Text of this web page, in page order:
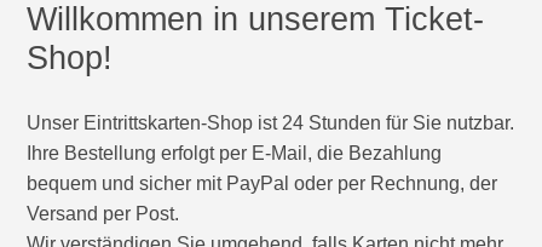
Willkommen in unserem Ticket-
Shop!
Unser Eintrittskarten-Shop ist 24 Stunden für Sie nutzbar.
Ihre Bestellung erfolgt per E-Mail, die Bezahlung
bequem und sicher mit PayPal oder per Rechnung, der
Versand per Post.